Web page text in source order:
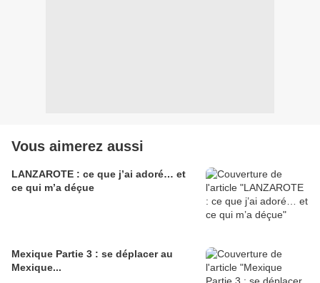
Vous aimerez aussi
LANZAROTE : ce que j’ai adoré… et
ce qui m’a déçue
Mexique Partie 3 : se déplacer au
Mexique...